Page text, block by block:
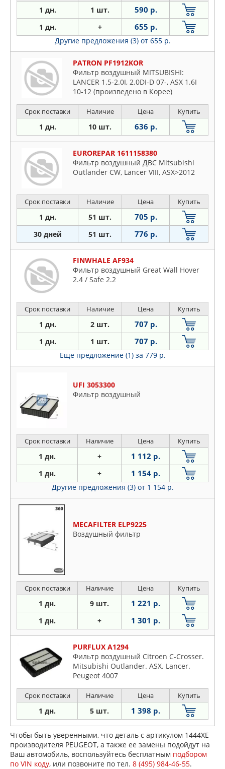
1 дн. 1 шт. 590 р.
1 дн. + 655 р.
Другие предложения (3) от 655 р.
PATRON PF1912KOR
Фильтр воздушный MITSUBISHI:
LANCER 1.5-2.0I, 2.0DI-D 07-, ASX 1.6I
10-12 (произведено в Корее)
Срок поставки Наличие Цена Купить
1 дн. 10 шт. 636 р.
EUROREPAR 1611158380
Фильтр воздушный ДВС Mitsubishi
Outlander CW, Lancer VIII, ASX>2012
Срок поставки Наличие Цена Купить
1 дн. 51 шт. 705 р.
30 дней 51 шт. 776 р.
FINWHALE AF934
Фильтр воздушный Great Wall Hover
2.4 / Safe 2.2
Срок поставки Наличие Цена Купить
1 дн. 2 шт. 707 р.
1 дн. 1 шт. 707 р.
Еще предложение (1) за 779 р.
UFI 3053300
Фильтр воздушный
Срок поставки Наличие Цена Купить
1 дн. + 1 112 р.
1 дн. + 1 154 р.
Другие предложения (3) от 1 154 р.
MECAFILTER ELP9225
Воздушный фильтр
Срок поставки Наличие Цена Купить
1 дн. 9 шт. 1 221 р.
1 дн. + 1 301 р.
PURFLUX A1294
Фильтр воздушный Citroen C-Crosser.
Mitsubishi Outlander. ASX. Lancer.
Peugeot 4007
Срок поставки Наличие Цена Купить
1 дн. 5 шт. 1 398 р.
Чтобы быть уверенными, что деталь с артикулом 1444XE
производителя PEUGEOT, а также ее замены подойдут на
Ваш автомобиль, воспользуйтесь бесплатным подбором
по VIN коду, или позвоните по тел. 8 (495) 984-46-55.